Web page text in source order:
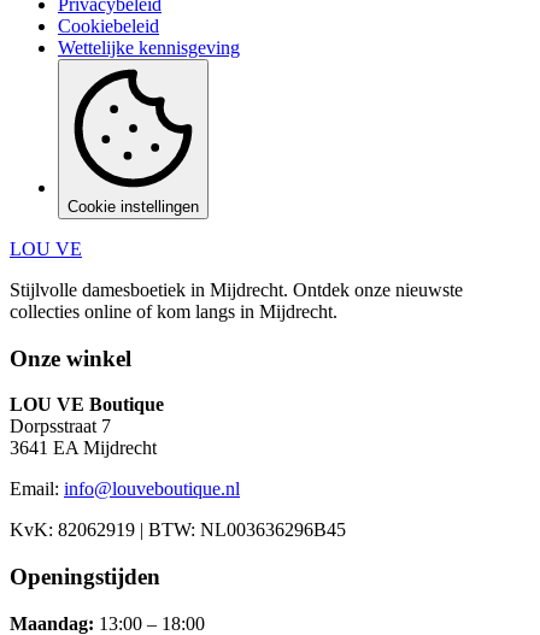
Cookiebeleid
Wettelijke kennisgeving
Cookie instellingen
LOU VE
Stijlvolle damesboetiek in Mijdrecht. Ontdek onze nieuwste
collecties online of kom langs in Mijdrecht.
Onze winkel
LOU VE Boutique
Dorpsstraat 7
3641 EA Mijdrecht
Email: info@louveboutique.nl
KvK: 82062919 | BTW: NL003636296B45
Openingstijden
Maandag: 13:00 – 18:00